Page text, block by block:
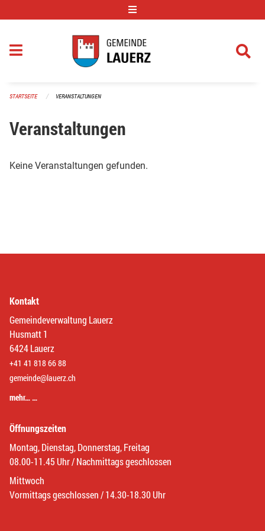
STARTSEITE VERANSTALTUNGEN
Veranstaltungen
Keine Veranstaltungen gefunden.
Kontakt
Gemeindeverwaltung Lauerz
Husmatt 1
6424 Lauerz
+41 41 818 66 88
gemeinde@lauerz.ch
mehr… …
Öffnungszeiten
Montag, Dienstag, Donnerstag, Freitag
08.00-11.45 Uhr / Nachmittags geschlossen
Mittwoch
Vormittags geschlossen / 14.30-18.30 Uhr